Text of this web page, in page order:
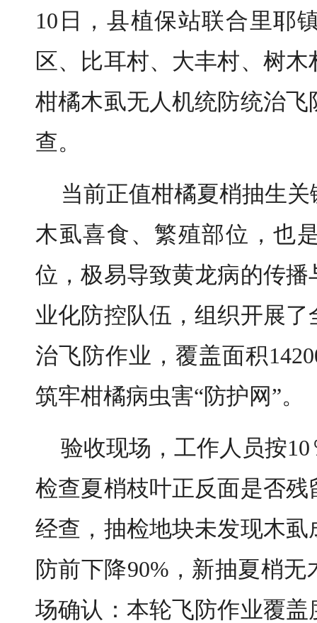
10日，县植保站联合里耶
区、比耳村、大丰村、树
柑橘木虱无人机统防统治
查。
当前正值柑橘夏梢抽生
木虱喜食、繁殖部位，也
位，极易导致黄龙病的传
业化防控队伍，组织开展
治飞防作业，覆盖面积
筑牢柑橘病虫害“防护网”。
验收现场，工作人员按
检查夏梢枝叶正反面是否
经查，抽检地块未发现木
防前下降90%，新抽夏梢
场确认：本轮飞防作业覆